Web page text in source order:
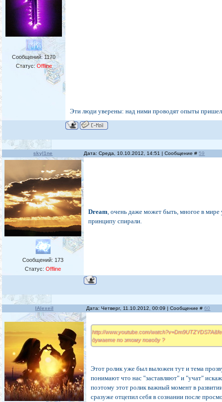
Сообщений: 1170
Статус: Offline
Эти люди уверены: над ними проводят опыты
skyl1ne Дата: Среда, 10.10.2012, 14:51 | Сообщение #59
Сообщений: 173
Статус:Offline
Dream, очень даже может быть, многое в мире
принципу спирали.
IAlexeiI Дата: Четверг, 11.10.2012, 00:09 | Сообщение #60
http://www.youtube.com/
думаете по этому поводу ?
Этот ролик уже был выложен тут и тема
понимают что нас "заставляют" и "учат"
поэтому этот ролик важный момент в
сразуже отцепил себя в сознании после